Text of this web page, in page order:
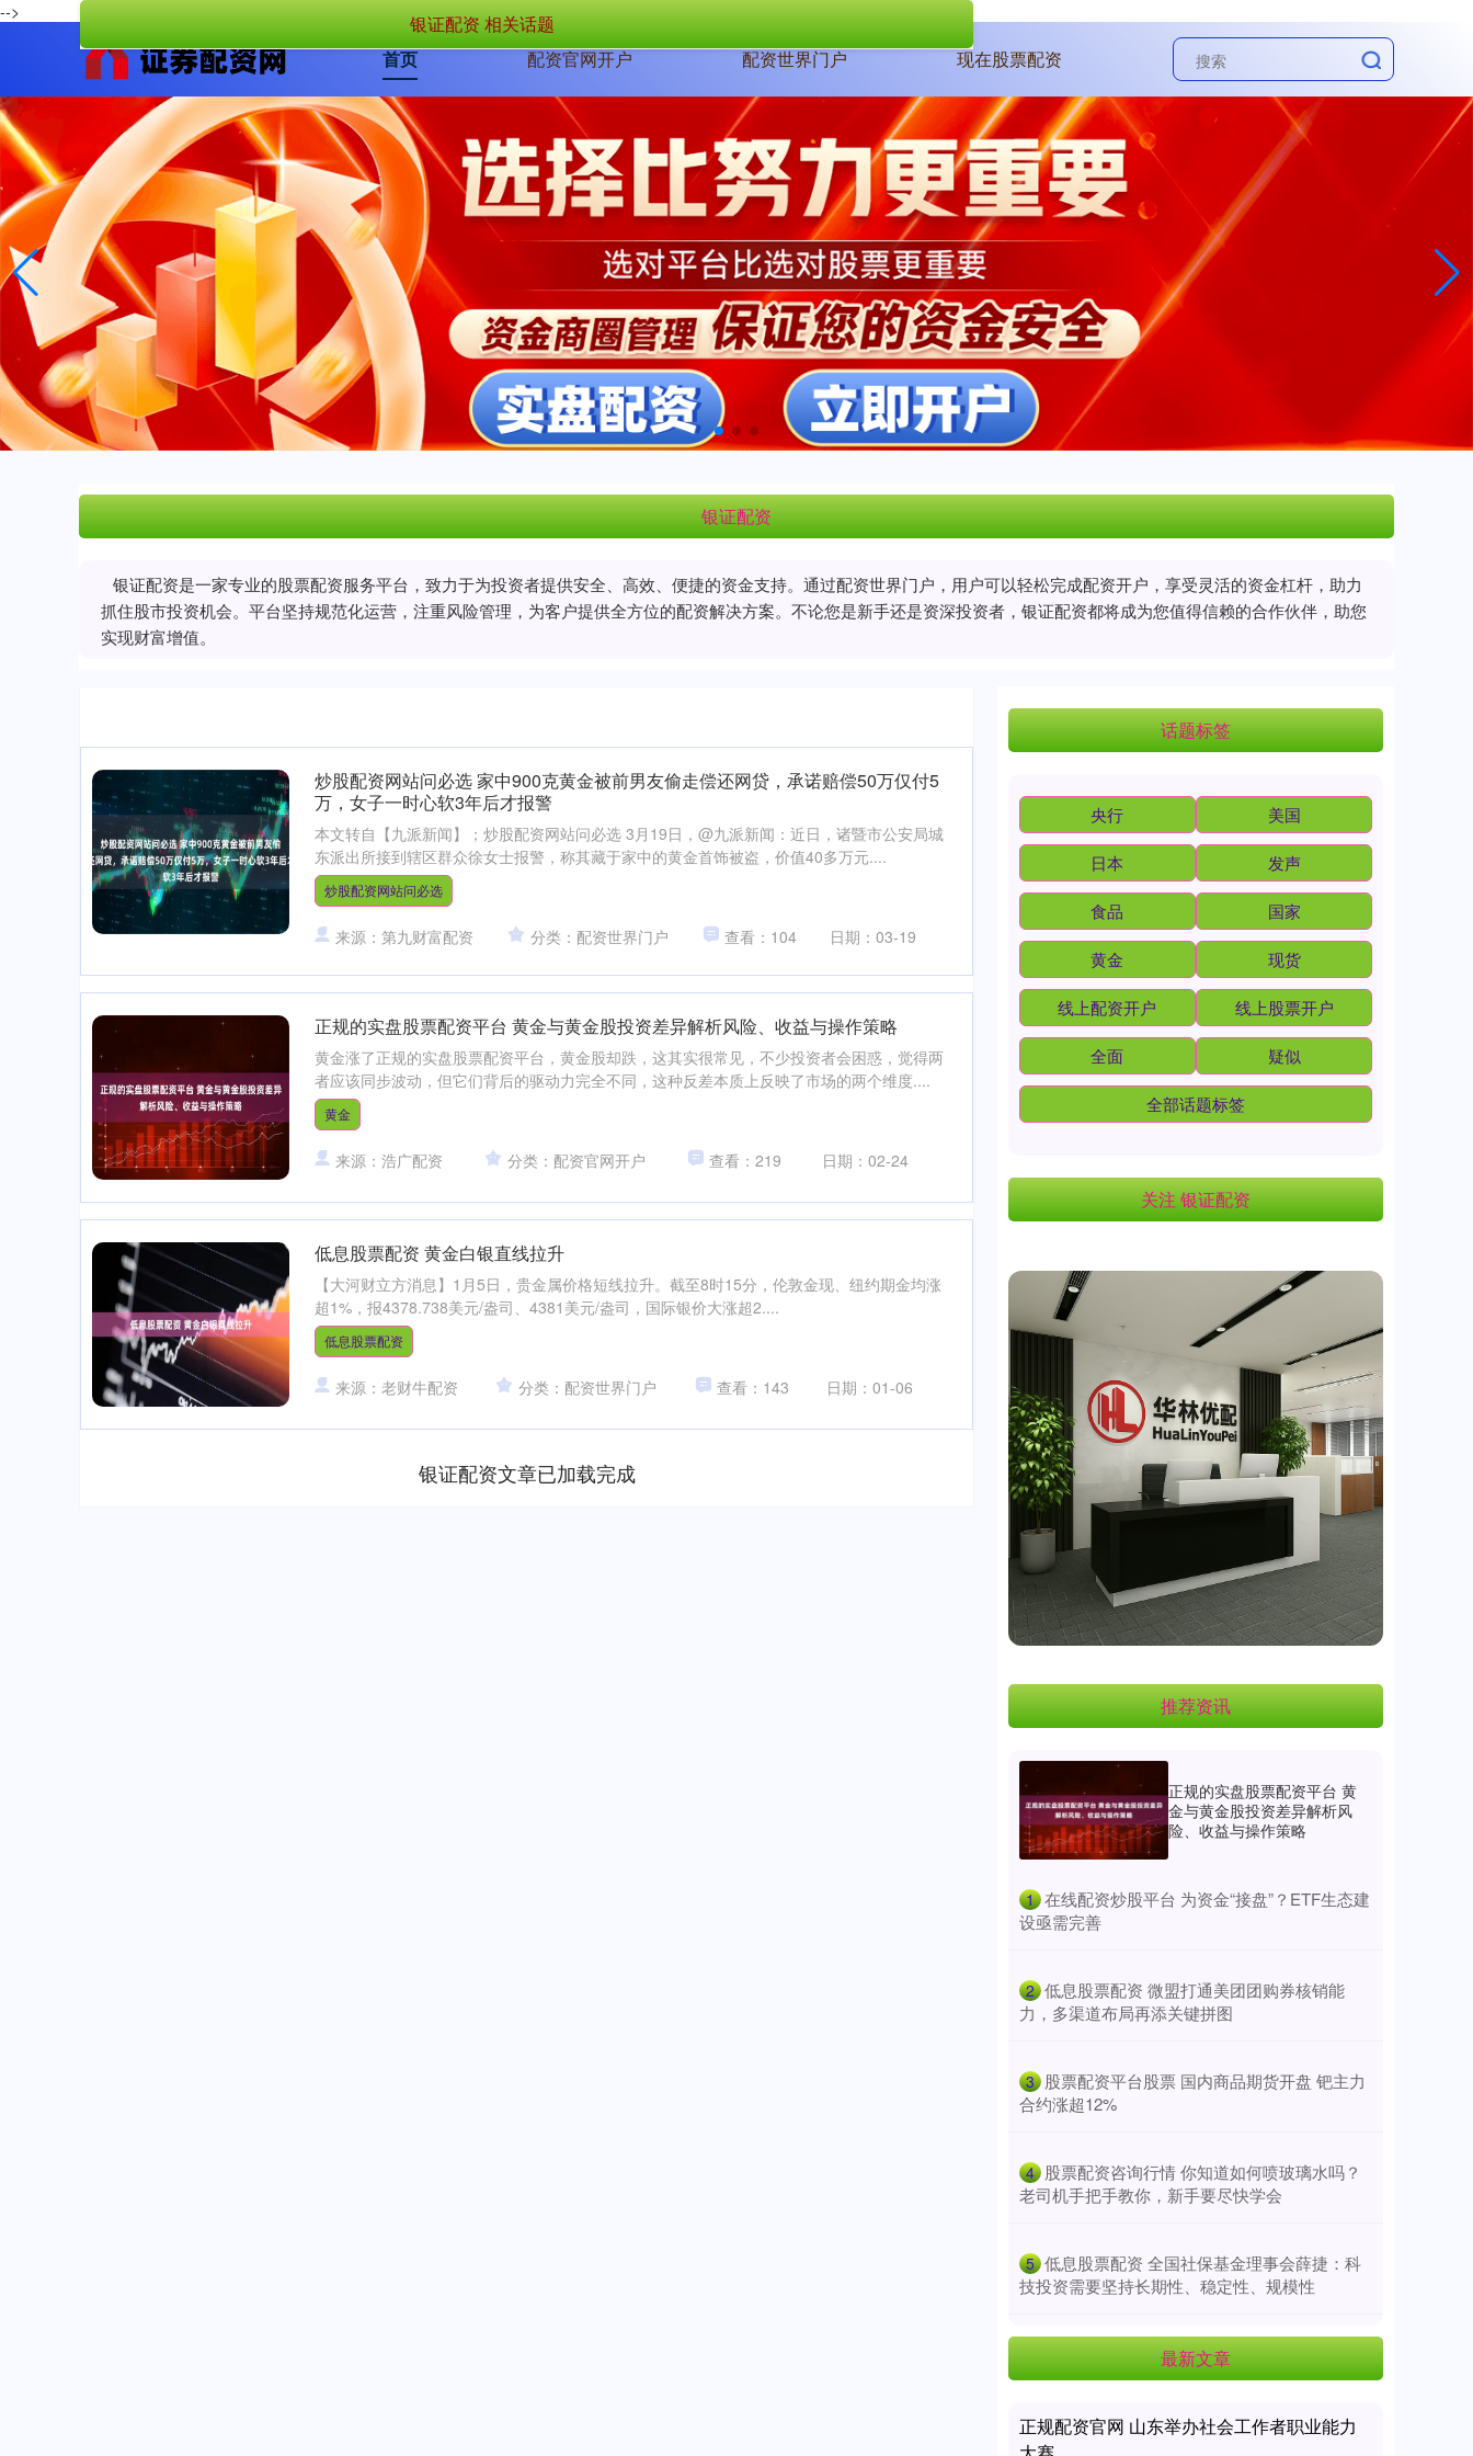
-->
首页 配资官网开户 配资世界门户 现在股票配资
银证配资
银证配资是一家专业的股票配资服务平台，致力于为投资者提供安全、高效、便捷的资金支持。通过配资世界门户，用户可以轻松完成配资开户，享受灵活的资金杠杆，助力
抓住股市投资机会。平台坚持规范化运营，注重风险管理，为客户提供全方位的配资解决方案。不论您是新手还是资深投资者，银证配资都将成为您值得信赖的合作伙伴，助您
实现财富增值。
银证配资 相关话题
炒股配资网站问必选 家中900克黄金被前男友偷走偿还网贷，承诺赔偿50万仅付5
万，女子一时心软3年后才报警
本文转自【九派新闻】；炒股配资网站问必选 3月19日，@九派新闻：近日，诸暨市公安局城
东派出所接到辖区群众徐女士报警，称其藏于家中的黄金首饰被盗，价值40多万元....
炒股配资网站问必选
来源：第九财富配资 分类：配资世界门户 查看：104 日期：03-19
正规的实盘股票配资平台 黄金与黄金股投资差异解析风险、收益与操作策略
黄金涨了正规的实盘股票配资平台，黄金股却跌，这其实很常见，不少投资者会困惑，觉得两
者应该同步波动，但它们背后的驱动力完全不同，这种反差本质上反映了市场的两个维度....
黄金
来源：浩广配资 分类：配资官网开户 查看：219 日期：02-24
低息股票配资 黄金白银直线拉升
【大河财立方消息】1月5日，贵金属价格短线拉升。截至8时15分，伦敦金现、纽约期金均涨
超1%，报4378.738美元/盎司、4381美元/盎司，国际银价大涨超2....
低息股票配资
来源：老财牛配资 分类：配资世界门户 查看：143 日期：01-06
银证配资文章已加载完成
话题标签
央行 美国
日本 发声
食品 国家
黄金 现货
线上配资开户 线上股票开户
全面 疑似
全部话题标签
关注 银证配资
推荐资讯
正规的实盘股票配资平台 黄
金与黄金股投资差异解析风
险、收益与操作策略
1 ​在线配资炒股平台 为资金“接盘”？ETF生态建
设亟需完善
2 ​低息股票配资 微盟打通美团团购券核销能
力，多渠道布局再添关键拼图
3 ​股票配资平台股票 国内商品期货开盘 钯主力
合约涨超12%
4 ​股票配资咨询行情 你知道如何喷玻璃水吗？
老司机手把手教你，新手要尽快学会
5 ​低息股票配资 全国社保基金理事会薛捷：科
技投资需要坚持长期性、稳定性、规模性
最新文章
正规配资官网 山东举办社会工作者职业能力